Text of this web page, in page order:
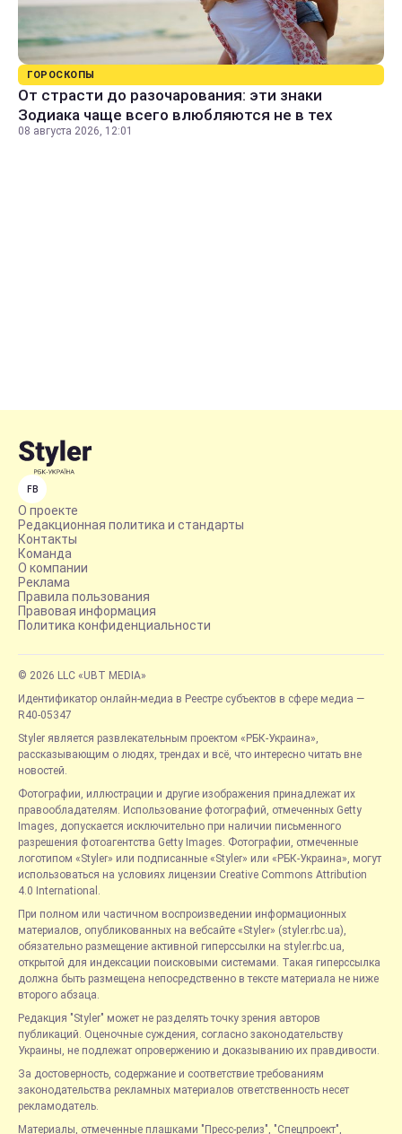
ГОРОСКОПЫ
От страсти до разочарования: эти знаки
Зодиака чаще всего влюбляются не в тех
08 августа 2026, 12:01
FB
О проекте
Редакционная политика и стандарты
Контакты
Команда
О компании
Реклама
Правила пользования
Правовая информация
Политика конфиденциальности
© 2026 LLC «UBT MEDIA»
Идентификатор онлайн-медиа в Реестре субъектов в сфере медиа —
R40-05347
Styler является развлекательным проектом «РБК-Украина»,
рассказывающим о людях, трендах и всё, что интересно читать вне
новостей.
Фотографии, иллюстрации и другие изображения принадлежат их
правообладателям. Использование фотографий, отмеченных Getty
Images, допускается исключительно при наличии письменного
разрешения фотоагентства Getty Images. Фотографии, отмеченные
логотипом «Styler» или подписанные «Styler» или «РБК-Украина», могут
использоваться на условиях лицензии Creative Commons Attribution
4.0 International.
При полном или частичном воспроизведении информационных
материалов, опубликованных на вебсайте «Styler» (styler.rbc.ua),
обязательно размещение активной гиперссылки на styler.rbc.ua,
открытой для индексации поисковыми системами. Такая гиперссылка
должна быть размещена непосредственно в тексте материала не ниже
второго абзаца.
Редакция "Styler" может не разделять точку зрения авторов
публикаций. Оценочные суждения, согласно законодательству
Украины, не подлежат опровержению и доказыванию их правдивости.
За достоверность, содержание и соответствие требованиям
законодательства рекламных материалов ответственность несет
рекламодатель.
Материалы, отмеченные плашками "Пресс-релиз", "Спецпроект",